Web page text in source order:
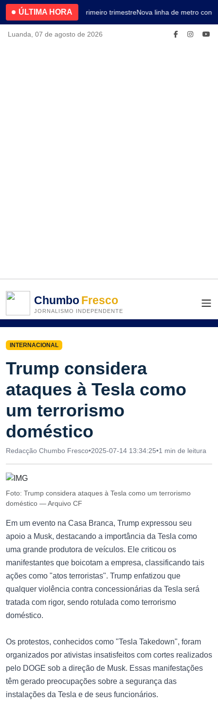
ÚLTIMA HORA4.2% no primeiro trimestreNova linha de metro
Luanda, 07 de agosto de 2026
ChumboFresco
JORNALISMO INDEPENDENTE
INTERNACIONAL
Trump considera
ataques à Tesla como
um terrorismo
doméstico
Redacção Chumbo Fresco•2025-07-14 13:34:25•1 min de leitura
Foto: Trump considera ataques à Tesla como um terrorismo
doméstico — Arquivo CF
Em um evento na Casa Branca, Trump expressou seu
apoio a Musk, destacando a importância da Tesla como
uma grande produtora de veículos. Ele criticou os
manifestantes que boicotam a empresa, classificando tais
ações como "atos terroristas". Trump enfatizou que
qualquer violência contra concessionárias da Tesla será
tratada com rigor, sendo rotulada como terrorismo
doméstico.
Os protestos, conhecidos como "Tesla Takedown", foram
organizados por ativistas insatisfeitos com cortes realizados
pelo DOGE sob a direção de Musk. Essas manifestações
têm gerado preocupações sobre a segurança das
instalações da Tesla e de seus funcionários.